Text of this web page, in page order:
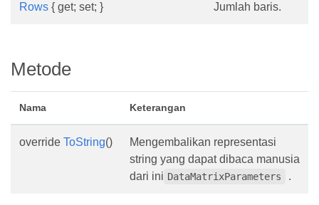
Rows { get; set; } Jumlah baris.
Metode
Nama Keterangan
override ToString()
Mengembalikan representasi
string yang dapat dibaca manusia
dari ini DataMatrixParameters .